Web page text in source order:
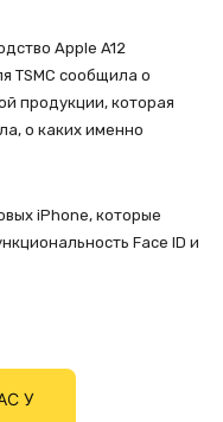
Apple A12
TSMC сообщила о
продукции, которая
о каких именно
iPhone, которые
Face ID и
У